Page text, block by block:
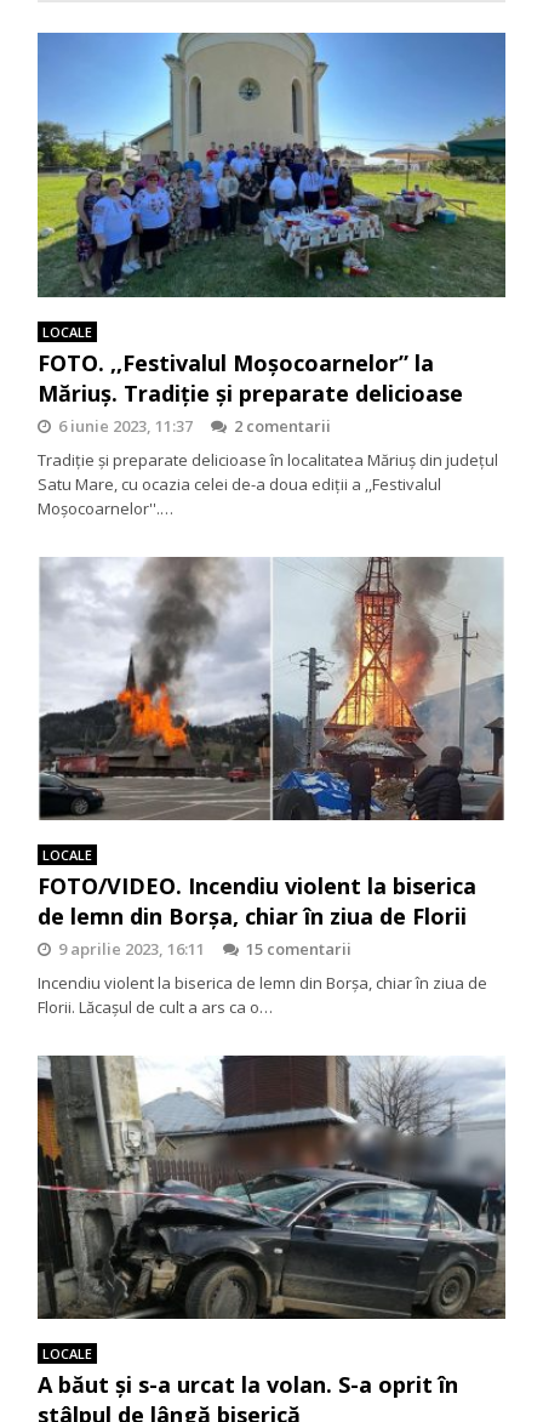
LOCALE
FOTO. ,,Festivalul Moșocoarnelor” la
Măriuș. Tradiție și preparate delicioase
6 iunie 2023, 11:37
2 comentarii
Tradiție și preparate delicioase în localitatea Măriuș din județul
Satu Mare, cu ocazia celei de-a doua ediții a ,,Festivalul
Moșocoarnelor''.…
LOCALE
FOTO/VIDEO. Incendiu violent la biserica
de lemn din Borșa, chiar în ziua de Florii
9 aprilie 2023, 16:11
15 comentarii
Incendiu violent la biserica de lemn din Borșa, chiar în ziua de
Florii. Lăcașul de cult a ars ca o…
LOCALE
A băut și s-a urcat la volan. S-a oprit în
stâlpul de lângă biserică